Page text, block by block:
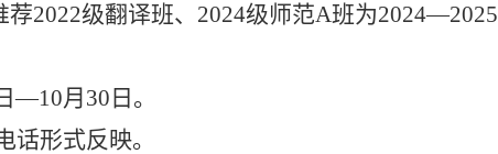
荐2022级翻译班、 2024级师范A班为2024—2025
—10月 30 日。
话形式反映。